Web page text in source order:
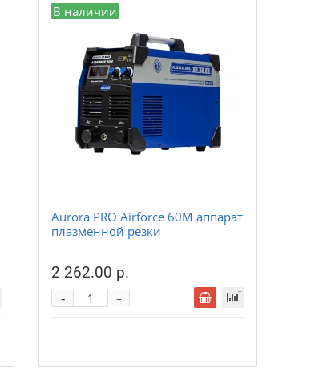
В наличии
Aurora PRO Airforce 60M аппарат
плазменной резки
2 262.00 р.
+
-